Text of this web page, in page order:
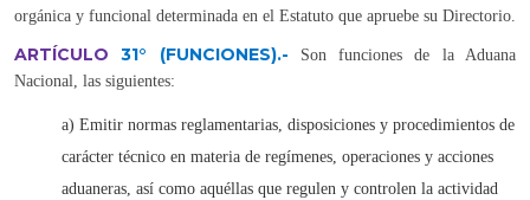
orgánica y funcional determinada en el Estatuto que apruebe su Directorio.
ARTÍCULO31° (FUNCIONES).- Son funciones de la Aduana
Nacional, las siguientes:
a) Emitir normas reglamentarias, disposiciones y procedimientos de
carácter técnico en materia de regímenes, operaciones y acciones
aduaneras, así como aquéllas que regulen y controlen la actividad